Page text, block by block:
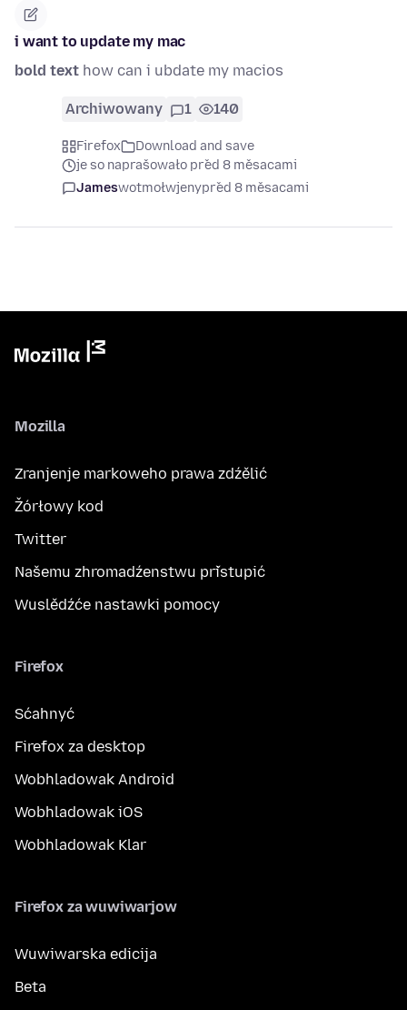
i want to update my mac
bold text how can i ubdate my macios
Archiwowany 1 140
Firefox
Download and save
je so naprašowało před 8 měsacami
Jameswotmołwjenypřed 8 měsacami
Mozilla
Zranjenje markoweho prawa zdźělić
Žórłowy kod
Twitter
Našemu zhromadźenstwu přistupić
Wuslědźće nastawki pomocy
Firefox
Sćahnyć
Firefox za desktop
Wobhladowak Android
Wobhladowak iOS
Wobhladowak Klar
Firefox za wuwiwarjow
Wuwiwarska edicija
Beta